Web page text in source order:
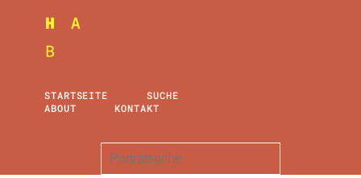
STARTSEITE
SUCHE
ABOUT
KONTAKT